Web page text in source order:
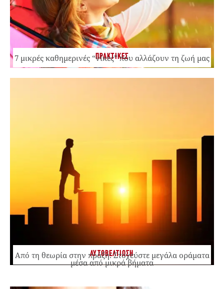
ΠΡΑΚΤΙΚΕΣ
7 μικρές καθημερινές “νίκες” που αλλάζουν τη ζωή μας
ΑΥΤΟΒΕΛΤΙΩΣΗ
Από τη θεωρία στην πράξη: Στοχεύστε μεγάλα οράματα
μέσα από μικρά βήματα